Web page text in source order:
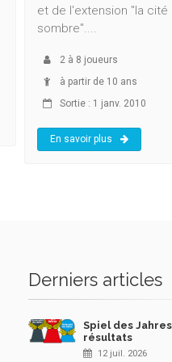
et de l'extension "la cité
sombre"....
2 à 8 joueurs
à partir de 10 ans
Sortie : 1 janv. 2010
En savoir plus
Derniers articles
Spiel des
résultats
12 juil. 2026